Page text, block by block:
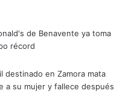
de Benavente ya toma
récord
destinado en Zamora mata
a su mujer y fallece después